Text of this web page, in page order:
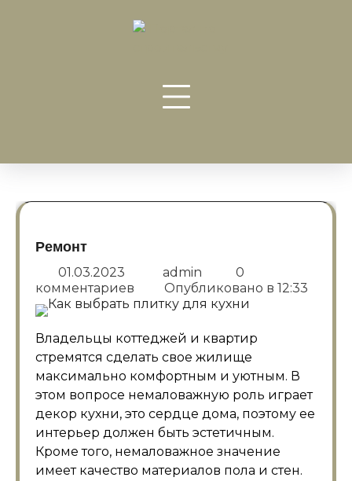
Ремонт
01.03.2023 admin
0
комментариев
Опубликовано в 12:33
Владельцы коттеджей и квартир
стремятся сделать свое жилище
максимально комфортным и уютным. В
этом вопросе немаловажную роль играет
декор кухни, это сердце дома, поэтому ее
интерьер должен быть эстетичным.
Кроме того, немаловажное значение
имеет качество материалов пола и стен.